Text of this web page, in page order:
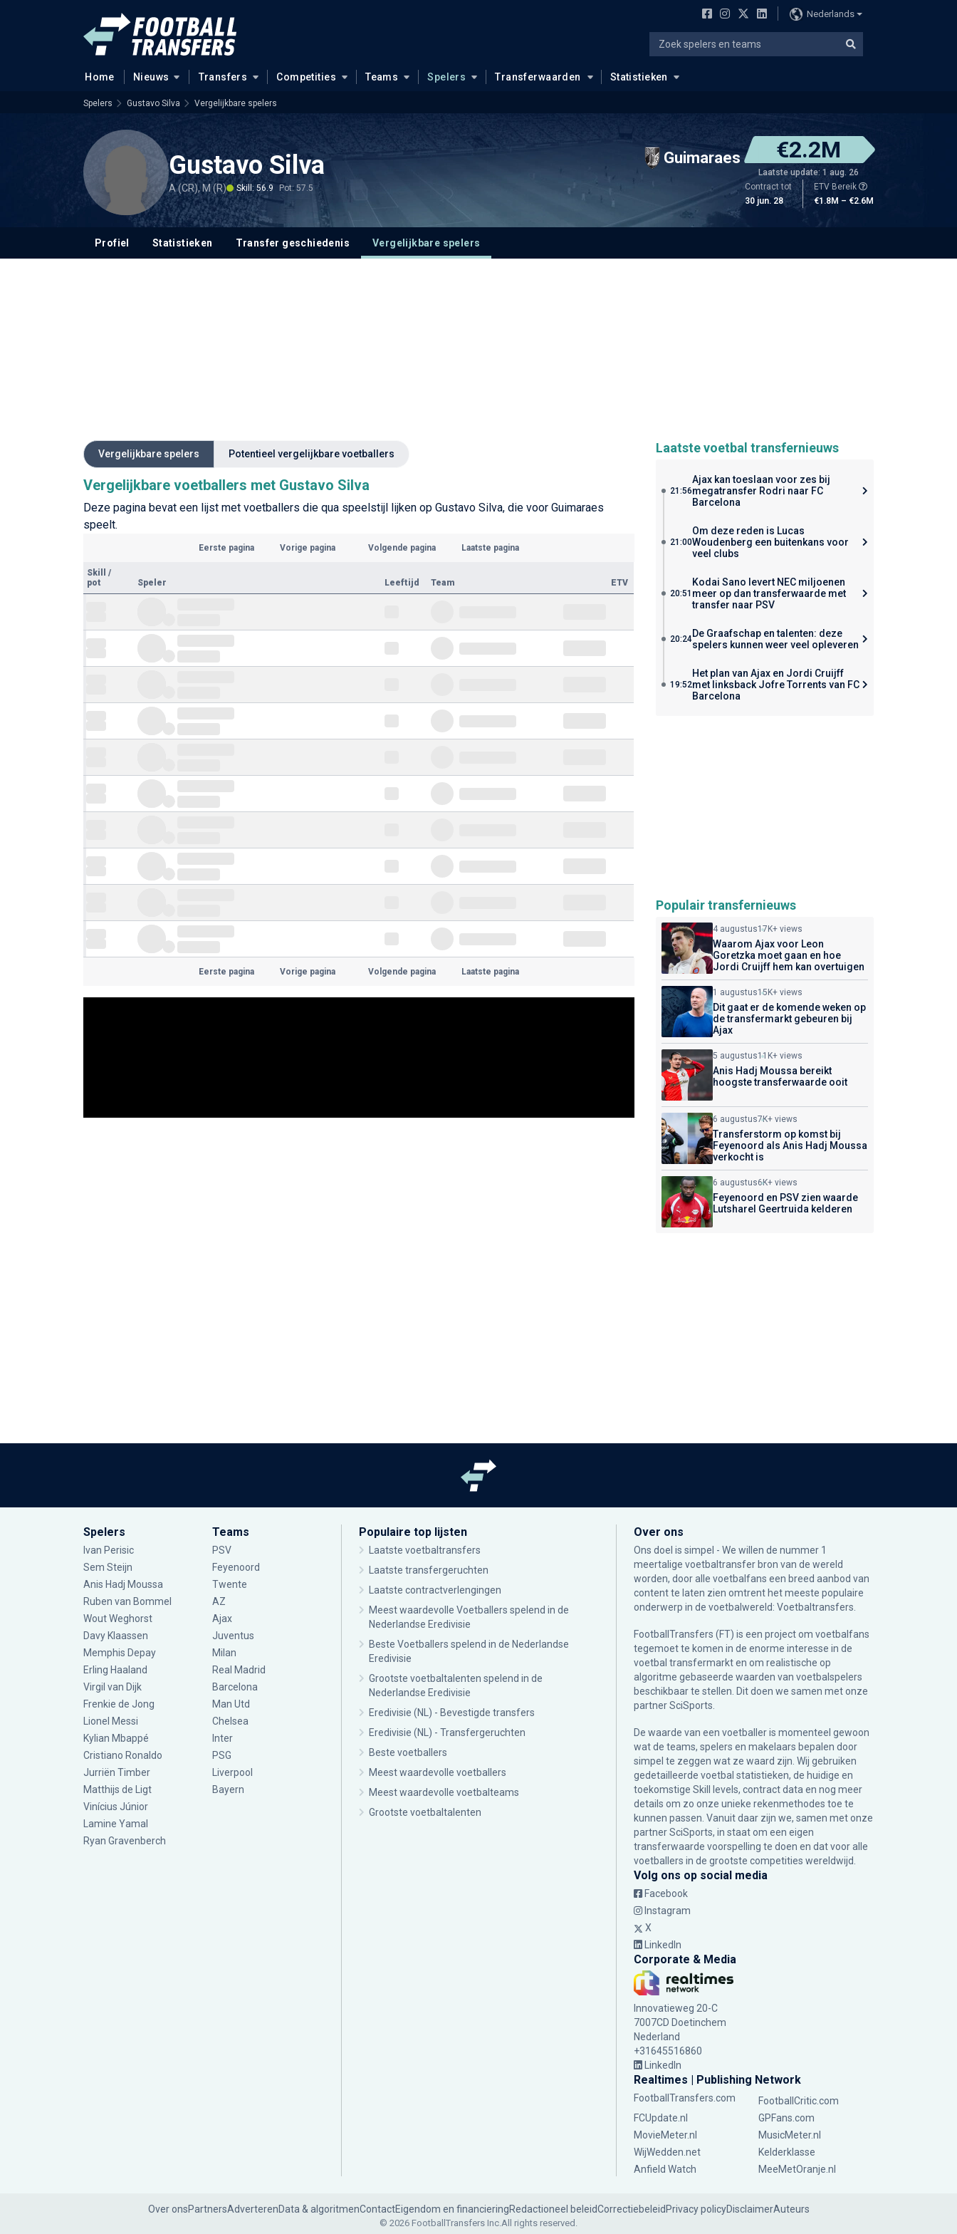
Nederlands
Home Nieuws Transfers Competities Teams Spelers Transferwaarden Statistieken
Spelers Gustavo Silva Vergelijkbare spelers
Gustavo Silva
A (CR), M (R) Skill: 56.9 Pot: 57.5
Guimaraes €2.2M
Laatste update: 1 aug. 26
Contract tot
30 jun. 28
ETV Bereik
€1.8M – €2.6M
Profiel Statistieken Transfer geschiedenis Vergelijkbare spelers
Vergelijkbare spelers Potentieel vergelijkbare voetballers
Vergelijkbare voetballers met Gustavo Silva
Deze pagina bevat een lijst met voetballers die qua speelstijl lijken op Gustavo Silva, die voor Guimaraes
speelt.
Eerste pagina Vorige pagina Volgende pagina Laatste pagina
Skill
/
pot
Speler Leeftijd Team ETV
Eerste pagina Vorige pagina Volgende pagina Laatste pagina
Laatste voetbal transfernieuws
21:56
Ajax kan toeslaan voor zes bij
megatransfer Rodri naar FC
Barcelona
21:00
Om deze reden is Lucas
Woudenberg een buitenkans voor
veel clubs
20:51
Kodai Sano levert NEC miljoenen
meer op dan transferwaarde met
transfer naar PSV
20:24De Graafschap en talenten: deze
spelers kunnen weer veel opleveren
19:52
Het plan van Ajax en Jordi Cruijff
met linksback Jofre Torrents van FC
Barcelona
Populair transfernieuws
4 augustus17K+ views
Waarom Ajax voor Leon
Goretzka moet gaan en hoe
Jordi Cruijff hem kan overtuigen
1 augustus15K+ views
Dit gaat er de komende weken op
de transfermarkt gebeuren bij
Ajax
5 augustus11K+ views
Anis Hadj Moussa bereikt
hoogste transferwaarde ooit
6 augustus7K+ views
Transferstorm op komst bij
Feyenoord als Anis Hadj Moussa
verkocht is
6 augustus6K+ views
Feyenoord en PSV zien waarde
Lutsharel Geertruida kelderen
Spelers
Ivan Perisic
Sem Steijn
Anis Hadj Moussa
Ruben van Bommel
Wout Weghorst
Davy Klaassen
Memphis Depay
Erling Haaland
Virgil van Dijk
Frenkie de Jong
Lionel Messi
Kylian Mbappé
Cristiano Ronaldo
Jurriën Timber
Matthijs de Ligt
Vinícius Júnior
Lamine Yamal
Ryan Gravenberch
Teams
PSV
Feyenoord
Twente
AZ
Ajax
Juventus
Milan
Real Madrid
Barcelona
Man Utd
Chelsea
Inter
PSG
Liverpool
Bayern
Populaire top lijsten
Laatste voetbaltransfers
Laatste transfergeruchten
Laatste contractverlengingen
Meest waardevolle Voetballers spelend in de
Nederlandse Eredivisie
Beste Voetballers spelend in de Nederlandse
Eredivisie
Grootste voetbaltalenten spelend in de
Nederlandse Eredivisie
Eredivisie (NL) - Bevestigde transfers
Eredivisie (NL) - Transfergeruchten
Beste voetballers
Meest waardevolle voetballers
Meest waardevolle voetbalteams
Grootste voetbaltalenten
Over ons
Ons doel is simpel - We willen de nummer 1
meertalige voetbaltransfer bron van de wereld
worden, door alle voetbalfans een breed aanbod van
content te laten zien omtrent het meeste populaire
onderwerp in de voetbalwereld: Voetbaltransfers.
FootballTransfers (FT) is een project om voetbalfans
tegemoet te komen in de enorme interesse in de
voetbal transfermarkt en om realistische op
algoritme gebaseerde waarden van voetbalspelers
beschikbaar te stellen. Dit doen we samen met onze
partnerSciSports
De waarde van een voetballer is momenteel gewoon
wat de teams, spelers en makelaars bepalen door
simpel te zeggen wat ze waard zijn. Wij gebruiken
gedetailleerde voetbal statistieken, de huidige en
toekomstige Skill levels, contract data en nog meer
details om zo onze unieke rekenmethodes toe te
kunnen passen. Vanuit daar zijn we, samen met onze
partner SciSports, in staat om een eigen
transferwaarde voorspelling te doen en dat voor alle
voetballers in de grootste competities wereldwijd.
Volg ons op social media
Facebook
Instagram
X
LinkedIn
Corporate & Media
Innovatieweg 20-C
7007CD Doetinchem
Nederland
+31645516860
LinkedIn
Realtimes | Publishing Network
FootballTransfers.com
FootballCritic.com
FCUpdate.nl
GPFans.com
MovieMeter.nl
MusicMeter.nl
WijWedden.net
Kelderklasse
Anfield Watch
MeeMetOranje.nl
Over onsPartnersAdverterenData & algoritmenContactEigendom en financieringRedactioneel beleidCorrectiebeleid Privacy policyDisclaimerAuteurs
© 2026 FootballTransfers Inc.All rights reserved.